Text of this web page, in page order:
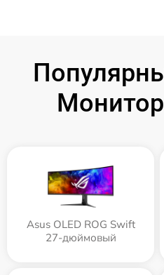
Asus OLED ROG Swift
27-дюймовый